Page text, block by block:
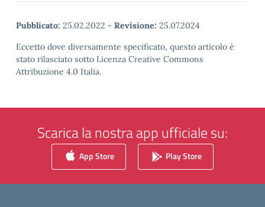
Pubblicato: 25.02.2022 - Revisione: 25.07.2024
Eccetto dove diversamente specificato, questo articolo è
stato rilasciato sotto Licenza Creative Commons
Attribuzione 4.0 Italia.
Scarica la nostra app ufficiale su:
App Store Play Store